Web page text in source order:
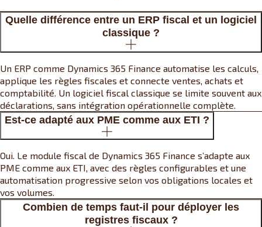
Quelle différence entre un ERP fiscal et un logiciel
classique ?
Un ERP comme Dynamics 365 Finance automatise les calculs,
applique les règles fiscales et connecte ventes, achats et
comptabilité. Un logiciel fiscal classique se limite souvent aux
déclarations, sans intégration opérationnelle complète.
Est-ce adapté aux PME comme aux ETI ?
Oui. Le module fiscal de Dynamics 365 Finance s’adapte aux
PME comme aux ETI, avec des règles configurables et une
automatisation progressive selon vos obligations locales et
vos volumes.
Combien de temps faut-il pour déployer les
registres fiscaux ?